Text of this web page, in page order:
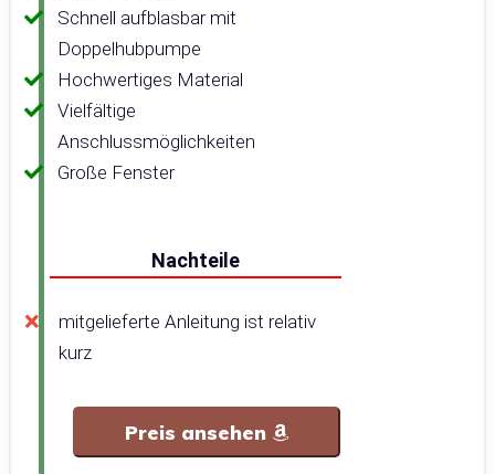
Schnell aufblasbar mit
Doppelhubpumpe
Hochwertiges Material
Vielfältige
Anschlussmöglichkeiten
Große Fenster
Nachteile
mitgelieferte Anleitung ist relativ
kurz
Preis ansehen